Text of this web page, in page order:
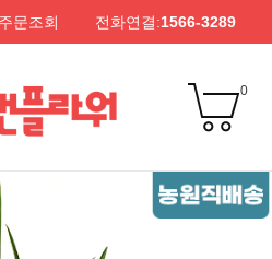
주문조회 전화연결:1566-3289
0